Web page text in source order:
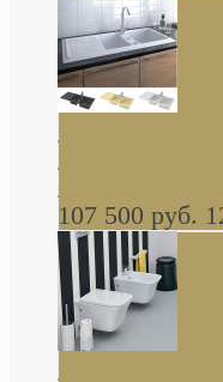
керамическая
серая, черная,
107 500 руб.